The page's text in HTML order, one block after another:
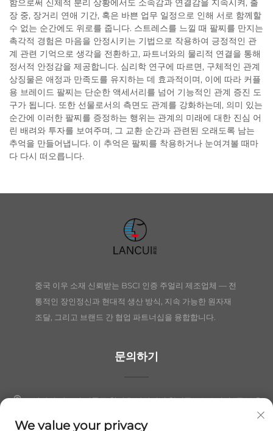
함으로써 신체적 분리 상황에서도 소속감과 연결감을 지속시켜, 출
장 중, 장거리 연애 기간, 혹은 바쁜 업무 일정으로 인해 서로 함께할
수 없는 순간에도 위로를 줍니다. 스트레스를 느낄 때 팔찌를 만지는
촉각적 경험은 마음을 안정시키는 기법으로 작용하여 긍정적인 관
계 관련 기억으로 생각을 전환하고, 파트너와의 물리적 연결을 통해
정서적 안정감을 제공합니다. 심리학 연구에 따르면, 구체적인 관계
상징물은 애정과 만족도를 유지하는 데 효과적이며, 이에 따라 커플
용 브레이드 팔찌는 단순한 액세서리를 넘어 기능적인 관계 증진 도
구가 됩니다. 또한 선물로서의 측면도 관계를 강화하는데, 의미 있는
순간에 이러한 팔찌를 증정하는 행위는 관계의 미래에 대한 진심 어
린 배려와 투자를 보여주며, 그 교환 순간과 관련된 오래도록 남는
추억을 만들어냅니다. 이 추억은 팔찌를 착용하거나 눈여겨볼 때마
다 다시 떠오릅니다.
중국 이우 소재 신뢰받는 BSCI 인증 주얼리 제조업체 — 전
통적인 장인정신과 현대적 생산 방식, 지속 가능한 원자재
조달, 그리고 브랜드 간 협업 파트너십을 융합합니다.
문의하기
절강성 의오시 장둥구 칭커우 산업단지 칭시동로 149번지 1동 10층
+86-19564394943
We value your privacy